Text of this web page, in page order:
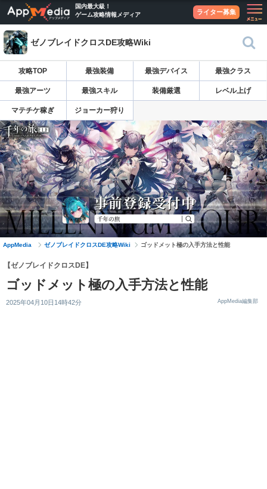
国内最大級！
ゲーム攻略情報メディア
ライター募集
ゼノブレイドクロスDE攻略Wiki
攻略TOP 最強装備 最強デバイス 最強クラス
最強アーツ 最強スキル 装備厳選 レベル上げ
マテチケ稼ぎ ジョーカー狩り
AppMedia ゼノブレイドクロスDE攻略Wiki ゴッドメット極の入手方法と性能
【ゼノブレイドクロスDE】
ゴッドメット極の入手方法と性能
2025年04月10日14時42分 AppMedia編集部